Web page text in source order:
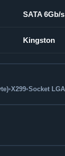
SATA 6Gb/s
Kingston
•X299•Socket